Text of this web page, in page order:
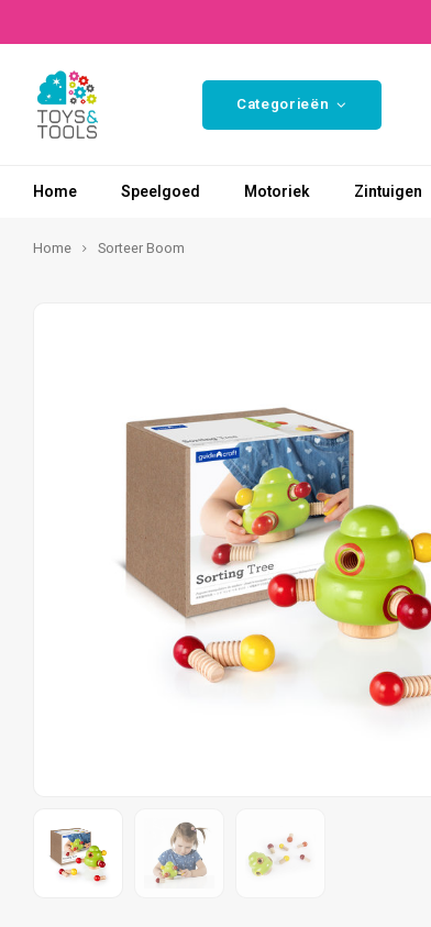
Categorieën
Home Speelgoed Motoriek Zintuigen
Home Sorteer Boom